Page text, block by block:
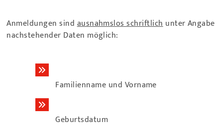
Anmeldungen sindausnahmslos schriftlichunter Angabe
nachstehender Daten möglich:
Familienname und Vorname
Geburtsdatum